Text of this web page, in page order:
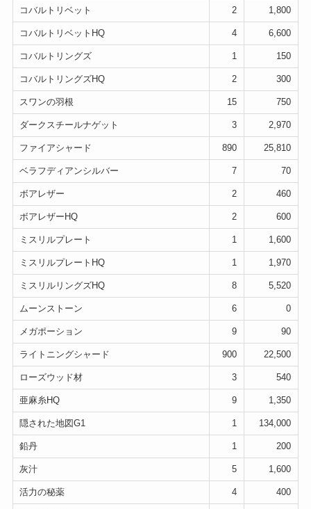
コバルトリベット 2 1,800
コバルトリベットHQ 4 6,600
コバルトリングズ 1 150
コバルトリングズHQ 2 300
スワンの羽根 15 750
ダークスチールナゲット 3 2,970
ファイアシャード 890 25,810
ベラフディアンシルバー 7 70
ボアレザー 2 460
ボアレザーHQ 2 600
ミスリルプレート 1 1,600
ミスリルプレートHQ 1 1,970
ミスリルリングズHQ 8 5,520
ムーンストーン 6 0
メガポーション 9 90
ライトニングシャード 900 22,500
ローズウッド材 3 540
亜麻糸HQ 9 1,350
隠された地図G1 1 134,000
鉛丹 1 200
灰汁 5 1,600
活力の秘薬 4 400